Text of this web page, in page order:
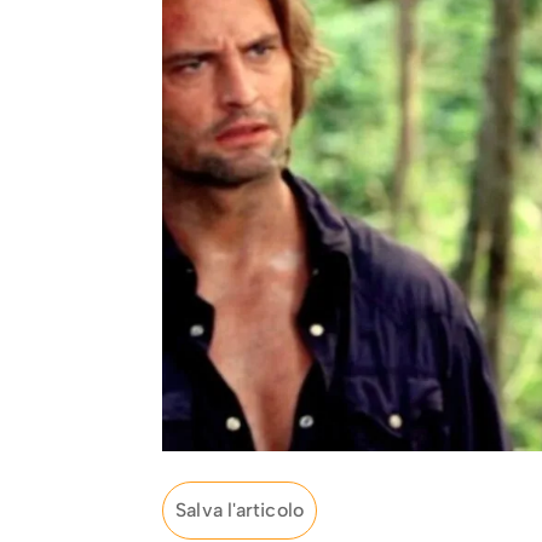
Salva l'articolo